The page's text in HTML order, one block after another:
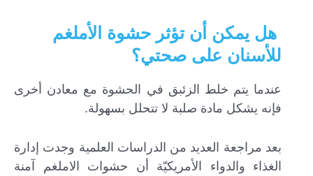
هل يمكن أن تؤثر حشوة الأملغم
للأسنان على صحتي؟
عندما يتم خلط الزئبق في الحشوة مع معادن أخرى
فإنه يشكل مادة صلبة لا تتحلل بسهولة.
بعد مراجعة العديد من الدراسات العلمية وجدت إدارة
الغذاء والدواء الأمريكيّة أن حشوات الاملغم آمنة